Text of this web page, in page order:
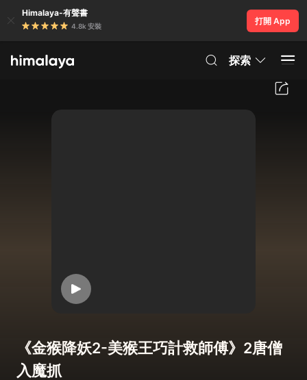
Himalaya-有聲書
4.8k 安裝
打開 App
探索
《金猴降妖2-美猴王巧計救師傅》2唐僧
入魔抓